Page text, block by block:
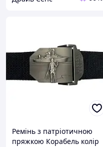
Ремінь з патріотичною
пряжкою Корабель колір